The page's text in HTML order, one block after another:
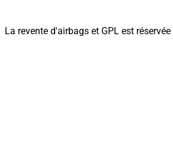
La revente d'airbags et GPL est